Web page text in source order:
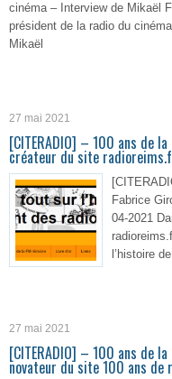
cinéma – Interview de Mikaël
président de la radio du
Mikaël
27 mai 2021
[CITERADIO] – 100 ans de
créateur du site
Fabrice
04-2021
l’histoire
27 mai 2021
[CITERADIO] – 100 ans de
novateur du site 100 ans de